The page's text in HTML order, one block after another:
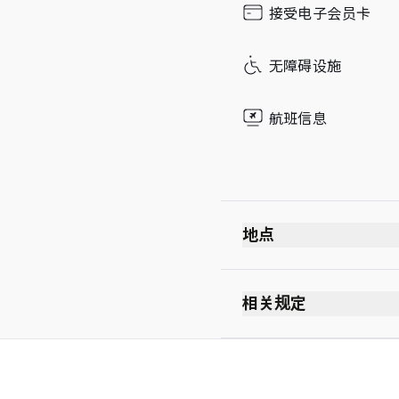
Sunday接受电子会员卡
无障碍设施
航班信息
地点
相关规定